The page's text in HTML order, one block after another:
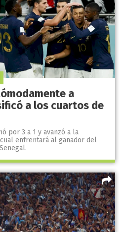
a
a los cuartos de
por 3 a 1 y avanzó a la
enfrentará al ganador del